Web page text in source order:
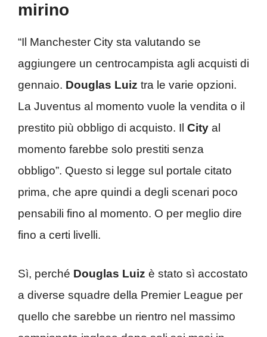
mirino
“Il Manchester City sta valutando se
aggiungere un centrocampista agli acquisti di
gennaio. Douglas Luiz tra le varie opzioni.
La Juventus al momento vuole la vendita o il
prestito più obbligo di acquisto. Il City al
momento farebbe solo prestiti senza
obbligo”. Questo si legge sul portale citato
prima, che apre quindi a degli scenari poco
pensabili fino al momento. O per meglio dire
fino a certi livelli.
Sì, perché Douglas Luiz è stato sì accostato
a diverse squadre della Premier League per
quello che sarebbe un rientro nel massimo